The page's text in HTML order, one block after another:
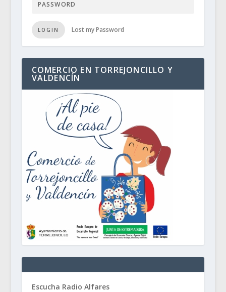
LOGIN Lost my Password
COMERCIO EN TORREJONCILLO Y
VALDENCÍN
Escucha Radio Alfares